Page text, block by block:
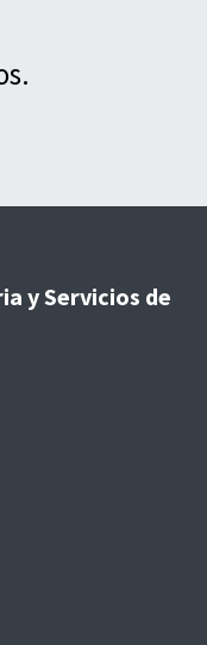
y Servicios de